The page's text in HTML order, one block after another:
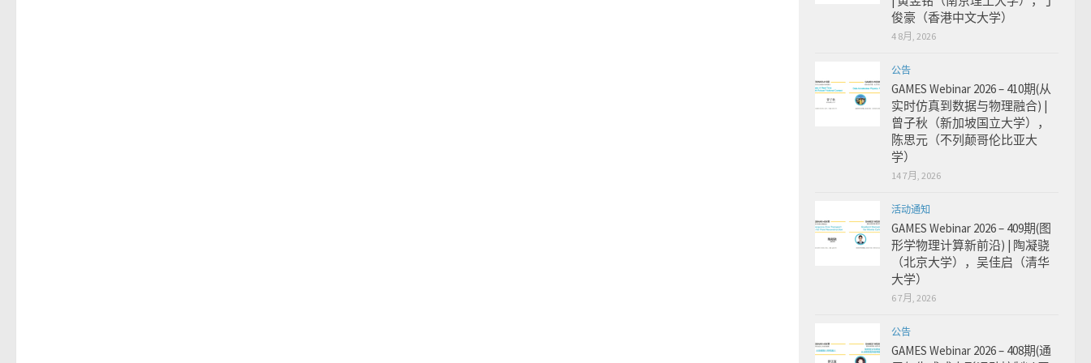
俊豪（香港中文大学）
4 8月, 2026
公告
GAMES Webinar 2026 – 410期(从
实时仿真到数据与物理融合) |
曾子秋（新加坡国立大学），
陈思元（不列颠哥伦比亚大
学）
14 7月, 2026
活动通知
GAMES Webinar 2026 – 409期(图
形学物理计算新前沿) | 陶凝骁
（北京大学），吴佳启（清华
大学）
6 7月, 2026
公告
GAMES Webinar 2026 – 408期(通